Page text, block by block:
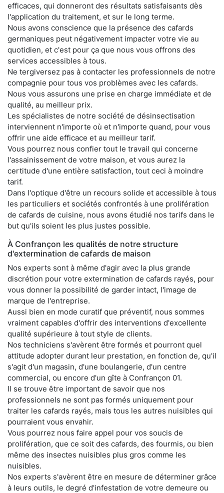
efficaces, qui donneront des résultats satisfaisants dès
l'application du traitement, et sur le long terme.
Nous avons conscience que la présence des cafards
germaniques peut négativement impacter votre vie au
quotidien, et c'est pour ça que nous vous offrons des
services accessibles à tous.
Ne tergiversez pas à contacter les professionnels de notre
compagnie pour tous vos problèmes avec les cafards.
Nous vous assurons une prise en charge immédiate et de
qualité, au meilleur prix.
Les spécialistes de notre société de désinsectisation
interviennent n'importe où et n'importe quand, pour vous
offrir une aide efficace et au meilleur tarif.
Vous pourrez nous confier tout le travail qui concerne
l'assainissement de votre maison, et vous aurez la
certitude d'une entière satisfaction, tout ceci à moindre
tarif.
Dans l'optique d'être un recours solide et accessible à tous
les particuliers et sociétés confrontés à une prolifération
de cafards de cuisine, nous avons étudié nos tarifs dans le
but qu'ils soient les plus justes possible.
À Confrançon les qualités de notre structure
d'extermination de cafards de maison
Nos experts sont à même d'agir avec la plus grande
discrétion pour votre extermination de cafards rayés, pour
vous donner la possibilité de garder intact, l'image de
marque de l'entreprise.
Aussi bien en mode curatif que préventif, nous sommes
vraiment capables d'offrir des interventions d'excellente
qualité supérieure à tout style de clients.
Nos techniciens s'avèrent être formés et pourront quel
attitude adopter durant leur prestation, en fonction de, qu'il
s'agit d'un magasin, d'une boulangerie, d'un centre
commercial, ou encore d'un gîte à Confrançon 01.
Il se trouve être important de savoir que nos
professionnels ne sont pas formés uniquement pour
traiter les cafards rayés, mais tous les autres nuisibles qui
pourraient vous envahir.
Vous pourrez nous faire appel pour vos soucis de
prolifération, que ce soit des cafards, des fourmis, ou bien
même des insectes nuisibles plus gros comme les
nuisibles.
Nos experts s'avèrent être en mesure de déterminer grâce
à leurs outils, le degré d'infestation de votre demeure ou